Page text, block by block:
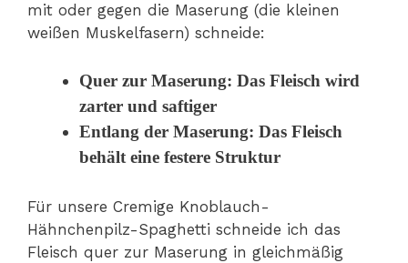
mit oder gegen die Maserung (die kleinen
weißen Muskelfasern) schneide:
Quer zur Maserung: Das Fleisch wird
zarter und saftiger
Entlang der Maserung: Das Fleisch
behält eine festere Struktur
Für unsere Cremige Knoblauch-
Hähnchenpilz-Spaghetti schneide ich das
Fleisch quer zur Maserung in gleichmäßig